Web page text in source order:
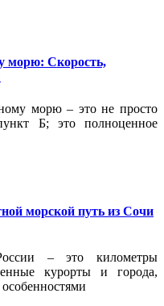
морю: Скорость,
морю – это не просто
Б; это полноценное
морской путь из Сочи
– это километры
курорты и города,